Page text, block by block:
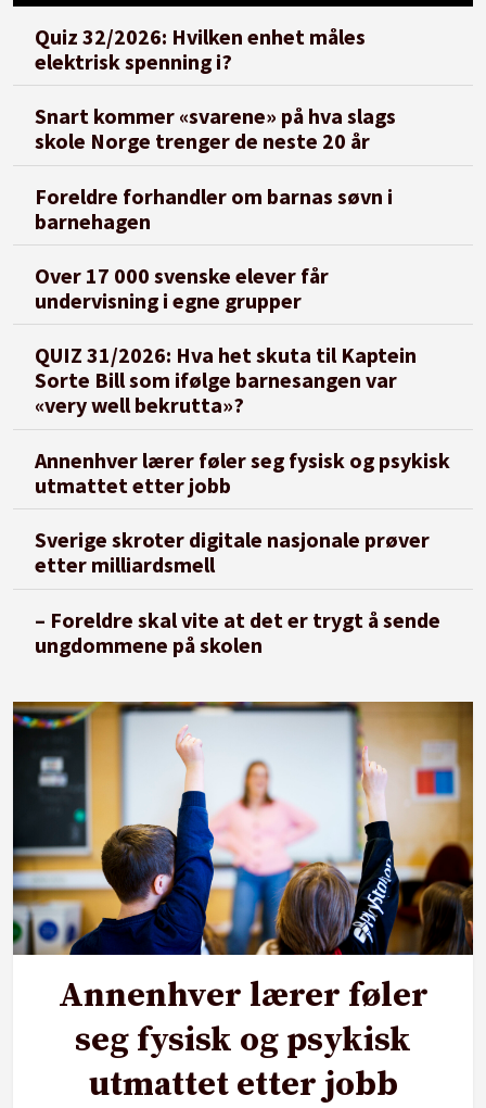
Quiz 32/2026: Hvilken enhet måles
elektrisk spenning i?
Snart kommer «svarene» på hva slags
skole Norge trenger de neste 20 år
Foreldre forhandler om barnas søvn i
barnehagen
Over 17 000 svenske elever får
undervisning i egne grupper
QUIZ 31/2026: Hva het skuta til Kaptein
Sorte Bill som ifølge barnesangen var
«very well bekrutta»?
Annenhver lærer føler seg fysisk og psykisk
utmattet etter jobb
Sverige skroter digitale nasjonale prøver
etter milliardsmell
– Foreldre skal vite at det er trygt å sende
ungdommene på skolen
Annenhver lærer føler
seg fysisk og psykisk
utmattet etter jobb